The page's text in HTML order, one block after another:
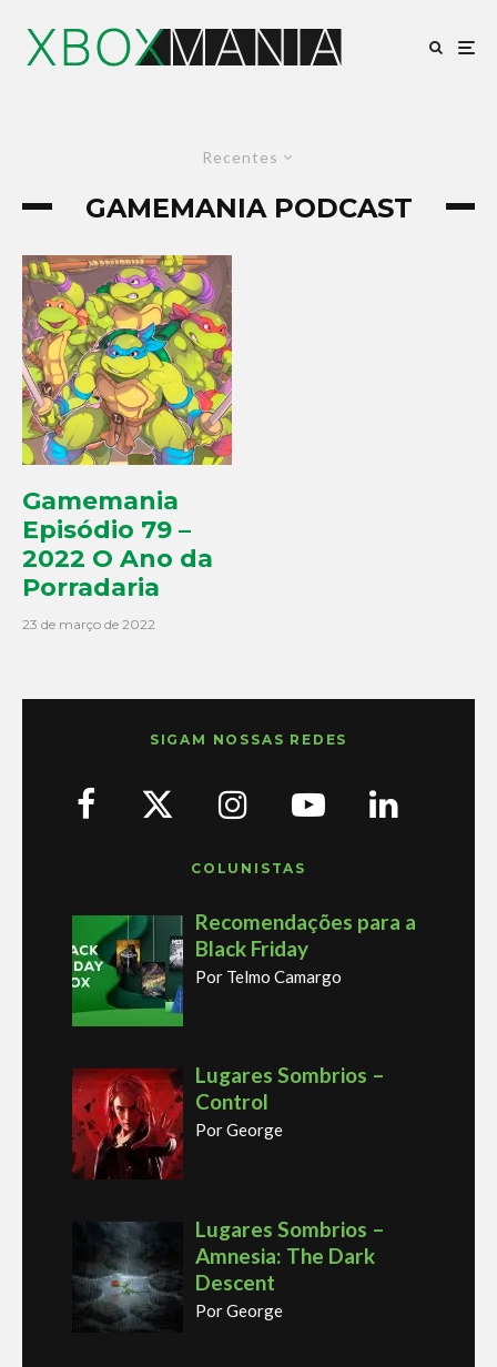
Recentes
GAMEMANIA PODCAST
Gamemania
Episódio 79 –
2022 O Ano da
Porradaria
23 de março de 2022
SIGAM NOSSAS REDES
COLUNISTAS
Recomendações para a
Black Friday
Por Telmo Camargo
Lugares Sombrios –
Control
Por George
Lugares Sombrios –
Amnesia: The Dark
Descent
Por George